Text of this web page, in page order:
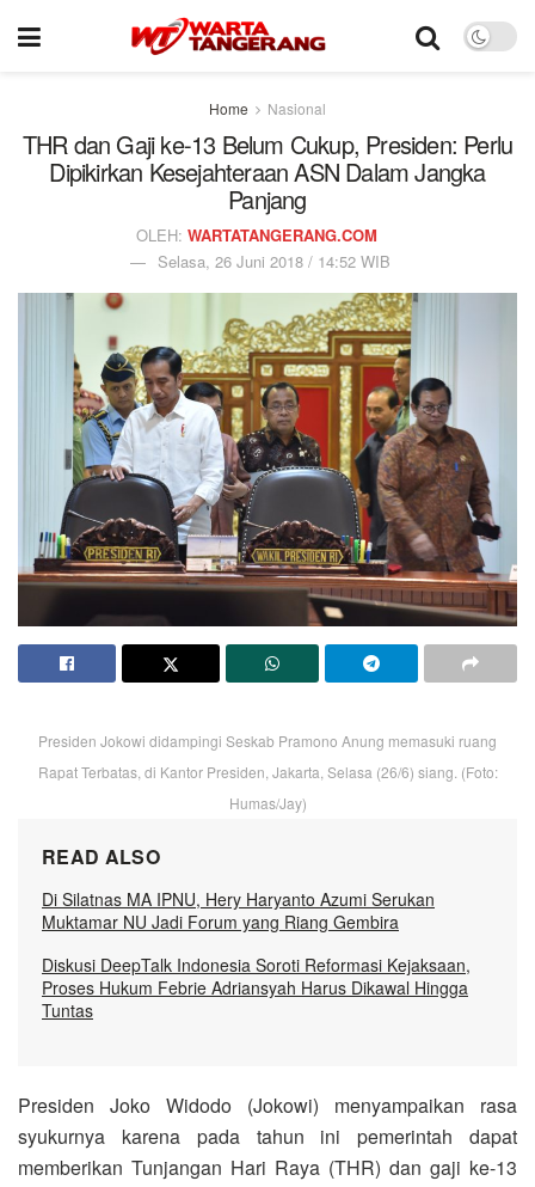
Home Nasional
THR dan Gaji ke-13 Belum Cukup, Presiden: Perlu
Dipikirkan Kesejahteraan ASN Dalam Jangka
Panjang
OLEH: WARTATANGERANG.COM
Selasa, 26 Juni 2018 / 14:52 WIB
Presiden Jokowi didampingi Seskab Pramono Anung memasuki ruang
Rapat Terbatas, di Kantor Presiden, Jakarta, Selasa (26/6) siang. (Foto:
Humas/Jay)
READ ALSO
Di Silatnas MA IPNU, Hery Haryanto Azumi Serukan
Muktamar NU Jadi Forum yang Riang Gembira
Diskusi DeepTalk Indonesia Soroti Reformasi Kejaksaan,
Proses Hukum Febrie Adriansyah Harus Dikawal Hingga
Tuntas
Presiden Joko Widodo (Jokowi) menyampaikan rasa
syukurnya karena pada tahun ini pemerintah dapat
memberikan Tunjangan Hari Raya (THR) dan gaji ke-13